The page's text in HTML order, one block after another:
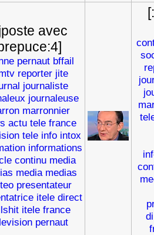
avec
pernaut bffail
reporter jite
journaliste
journaleuse
marronnier
actu tele france
tele info intox
informations
continu media
media medias
presentateur
itele direct
itele france
pernaut